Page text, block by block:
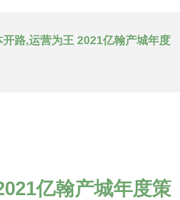
开路,运营为王 2021亿翰产城年度
亿翰产城年度策